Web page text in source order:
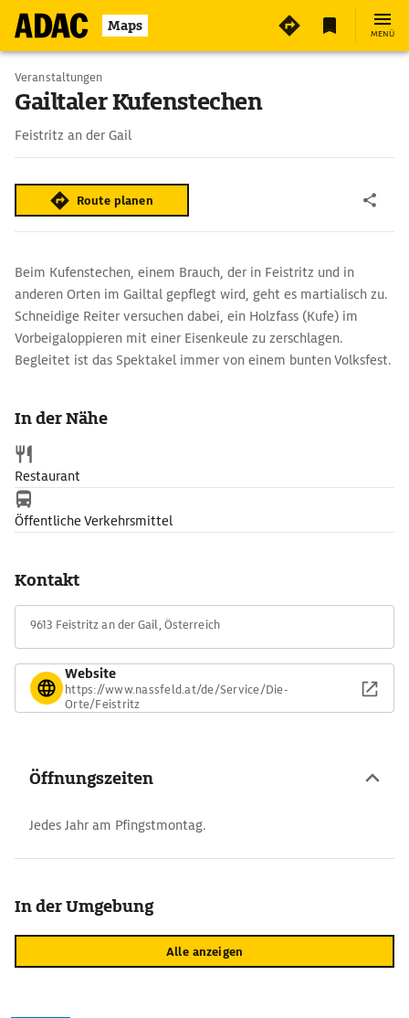
Maps MENÜ
Veranstaltungen
Gailtaler Kufenstechen
Feistritz an der Gail
Route planen
Beim Kufenstechen, einem Brauch, der in Feistritz und in
anderen Orten im Gailtal gepflegt wird, geht es martialisch zu.
Schneidige Reiter versuchen dabei, ein Holzfass (Kufe) im
Vorbeigaloppieren mit einer Eisenkeule zu zerschlagen.
Begleitet ist das Spektakel immer von einem bunten Volksfest.
In der Nähe
Restaurant
Öffentliche Verkehrsmittel
Kontakt
9613 Feistritz an der Gail, Österreich
Website
https://www.nassfeld.at/de/Service/Die-
Orte/Feistritz
Öffnungszeiten
Jedes Jahr am Pfingstmontag.
In der Umgebung
Alle anzeigen